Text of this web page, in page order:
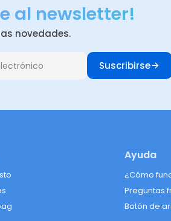
al newsletter!
novedades.
Suscribirse
Ayuda
¿Cómo
Preguntas
Botón de